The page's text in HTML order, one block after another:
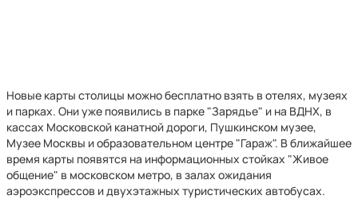
Новые карты столицы можно бесплатно взять в отелях, музеях
и парках. Они уже появились в парке "Зарядье" и на ВДНХ, в
кассах Московской канатной дороги, Пушкинском музее,
Музее Москвы и образовательном центре "Гараж". В ближайшее
время карты появятся на информационных стойках "Живое
общение" в московском метро, в залах ожидания
аэроэкспрессов и двухэтажных туристических автобусах.